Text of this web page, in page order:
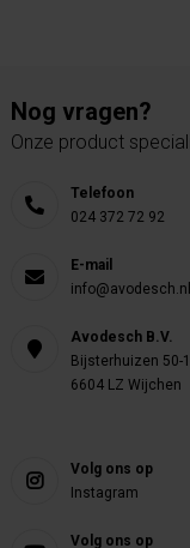
Nog vragen?
Onze product
Telefoon
024 372 72 92
E-mail
info@avodesch.nl
Avodesch B.V.
Bijsterhuizen 50-
6604 LZ Wijchen
Volg ons op
Instagram
Volg ons op